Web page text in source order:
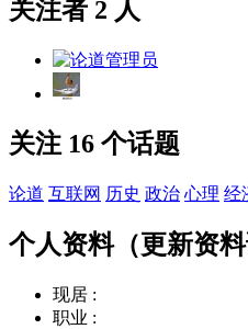
关注者 2 人
关注 16 个话题
论道 互联网 历史 政治 心理 经
个人资料（更新资料
现居 :
职业 :